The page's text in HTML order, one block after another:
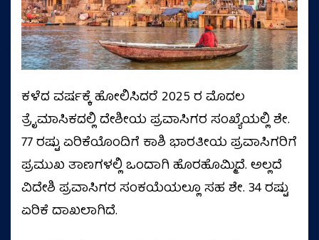
ಕಳೆದ ವರ್ಷಕ್ಕೆ ಹೋಲಿಸಿದರೆ 2025 ರ ಮೊದಲ
ತ್ರೈಮಾಸಿಕದಲ್ಲಿ ದೇಶೀಯ ಪ್ರವಾಸಿಗರ ಸಂಖ್ಯೆಯಲ್ಲಿ ಶೇ.
77 ರಷ್ಟು ಏರಿಕೆಯೊಂದಿಗೆ ಕಾಶಿ ಭಾರತೀಯ ಪ್ರವಾಸಿಗರಿಗೆ
ಪ್ರಮುಖ ತಾಣಗಳಲ್ಲಿ ಒಂದಾಗಿ ಹೊರಹೊಮ್ಮಿದೆ. ಅಲ್ಲದೆ
ವಿದೇಶಿ ಪ್ರವಾಸಿಗರ ಸಂಕಯೆಯಲ್ಲೂ ಸಹ ಶೇ. 34 ರಷ್ಟು
ಏರಿಕೆ ದಾಖಲಾಗಿದೆ.